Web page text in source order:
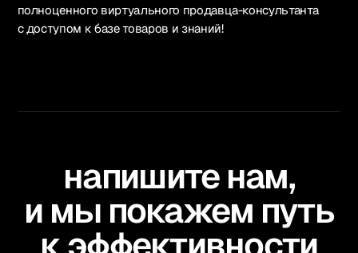
полноценного виртуального продавца-консультанта
с доступом к базе товаров и знаний!
напишите нам,
и мы покажем путь